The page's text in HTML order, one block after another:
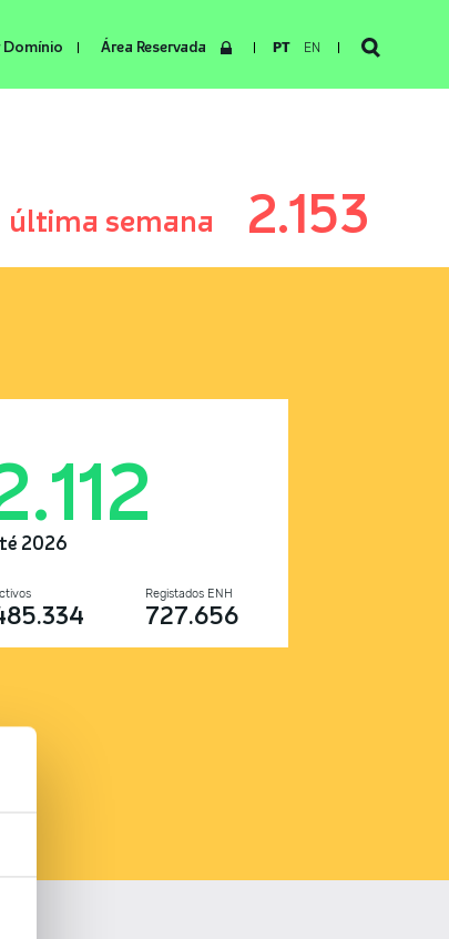
Domínio Área Reservada PT EN
última semana 2.153
2026
Registados ENH
727.656